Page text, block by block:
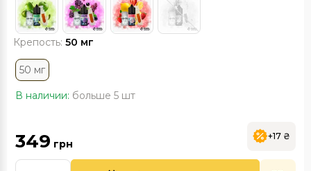
Крепость: 50 мг
50 мг
В наличии: больше 5 шт
349 грн
+17 ₴